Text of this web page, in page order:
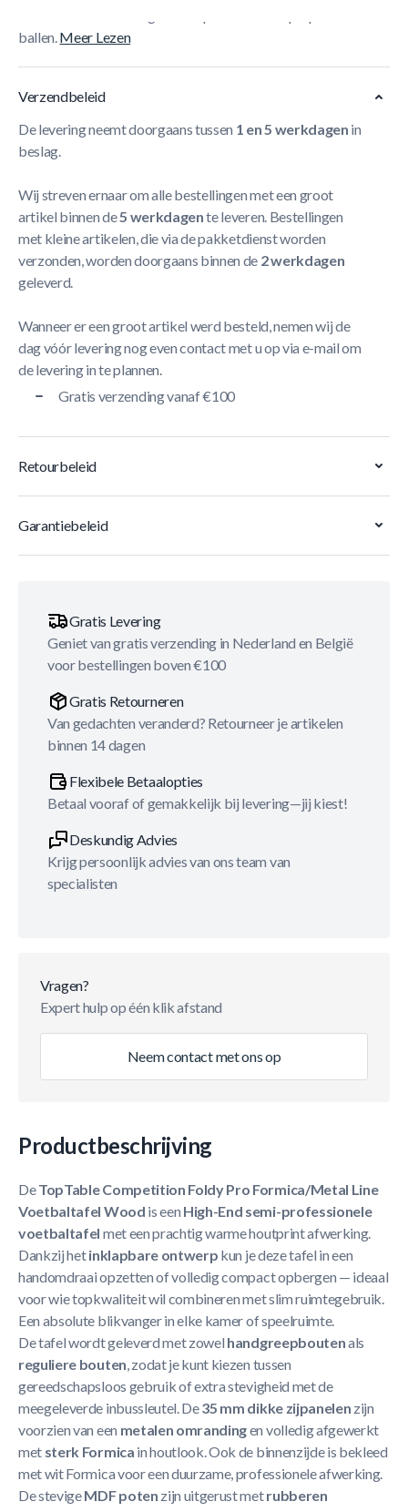
ballen.Meer Lezen
Verzendbeleid
De levering neemt doorgaans tussen 1 en 5 werkdagen in
beslag.
Wij streven ernaar om alle bestellingen met een groot
artikel binnen de5 werkdagente leveren. Bestellingen
met kleine artikelen, die via de pakketdienst worden
verzonden, worden doorgaans binnen de 2 werkdagen
geleverd.
Wanneer er een groot artikel werd besteld, nemen wij de
dag vóór levering nog even contact met u op via e-mail om
de levering in te plannen.
Gratis verzending vanaf €100
Retourbeleid
Garantiebeleid
Gratis Levering
Geniet van gratis verzending in Nederland en België
voor bestellingen boven €100
Gratis Retourneren
Van gedachten veranderd? Retourneer je artikelen
binnen 14 dagen
Flexibele Betaalopties
Betaal vooraf of gemakkelijk bij levering—jij kiest!
Deskundig Advies
Krijg persoonlijk advies van ons team van
specialisten
Vragen?
Expert hulp op één klik afstand
Neem contact met ons op
Productbeschrijving
DeTopTable Competition Foldy Pro Formica/Metal Line
Voetbaltafel Wood is een High-End semi-professionele
voetbaltafel met een prachtig warme houtprint afwerking.
Dankzij hetinklapbare ontwerp kun je deze tafel in een
handomdraai opzetten of volledig compact opbergen — ideaal
voor wie topkwaliteit wil combineren met slim ruimtegebruik.
Een absolute blikvanger in elke kamer of speelruimte.
De tafel wordt geleverd met zowel handgreepboutenals
reguliere bouten, zodat je kunt kiezen tussen
gereedschapsloos gebruik of extra stevigheid met de
meegeleverde inbussleutel. De35 mm dikke zijpanelen zijn
voorzien van een metalen omrandingen volledig afgewerkt
met sterk Formica in houtlook. Ook de binnenzijde is bekleed
met wit Formica voor een duurzame, professionele afwerking.
De stevigeMDF poten zijn uitgerust metrubberen